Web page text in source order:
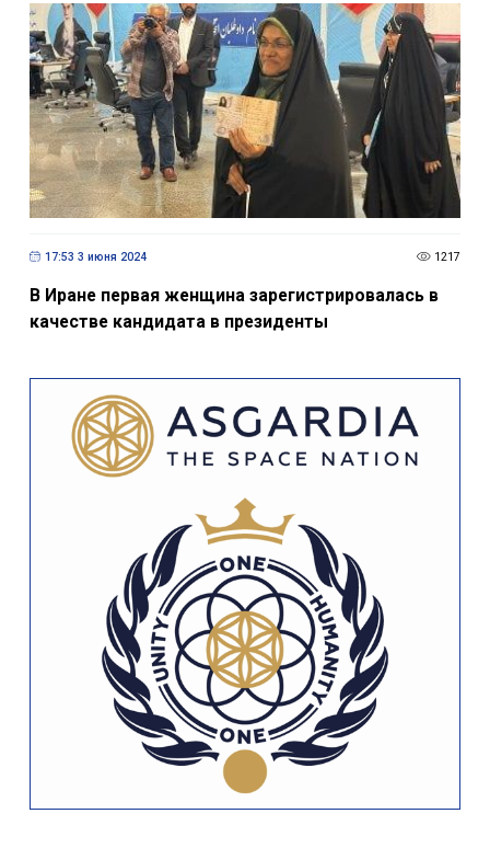
17:53 3 июня 2024 1217
В Иране первая женщина зарегистрировалась в
качестве кандидата в президенты